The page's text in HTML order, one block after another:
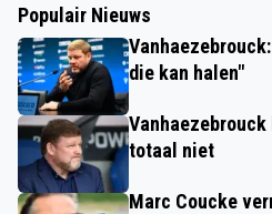
Populair Nieuws
die kan halen"
totaal niet
Marc Coucke